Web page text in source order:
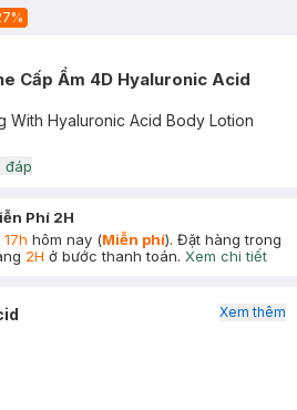
%
Cấp Ẩm 4D Hyaluronic Acid
With Hyaluronic Acid Body Lotion
đáp
Phí 2H
17h hôm nay (Miễn phí). Đặt hàng trong
2H ở bước thanh toán. Xem chi tiết
Xem thêm